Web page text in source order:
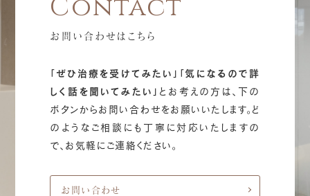
お問い合わせはこちら
「ぜひ治療を受けてみたい」「気になるので詳
しく話を聞いてみたい」 とお考えの方は、下の
ボタンからお問い合わせをお願いいたします。ど
のようなご相談にも丁寧に対応いたしますの
で、お気軽にご連絡ください。
お問い合わせ